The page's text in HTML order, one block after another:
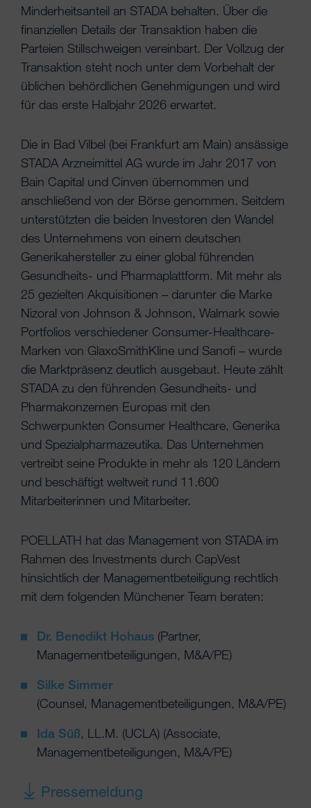
Minderheitsanteil an STADA behalten. Über die
finanziellen Details der Transaktion haben die
Parteien Stillschweigen vereinbart. Der Vollzug der
Transaktion steht noch unter dem Vorbehalt der
üblichen behördlichen Genehmigungen und wird
für das erste Halbjahr 2026 erwartet.
Die in Bad Vilbel (bei Frankfurt am Main) ansässige
STADA Arzneimittel AG wurde im Jahr 2017 von
Bain Capital und Cinven übernommen und
anschließend von der Börse genommen. Seitdem
unterstützten die beiden Investoren den Wandel
des Unternehmens von einem deutschen
Generikahersteller zu einer global führenden
Gesundheits- und Pharmaplattform. Mit mehr als
25 gezielten Akquisitionen – darunter die Marke
Nizoral von Johnson & Johnson, Walmark sowie
Portfolios verschiedener Consumer-Healthcare-
Marken von GlaxoSmithKline und Sanofi – wurde
die Marktpräsenz deutlich ausgebaut. Heute zählt
STADA zu den führenden Gesundheits- und
Pharmakonzernen Europas mit den
Schwerpunkten Consumer Healthcare, Generika
und Spezialpharmazeutika. Das Unternehmen
vertreibt seine Produkte in mehr als 120 Ländern
und beschäftigt weltweit rund 11.600
Mitarbeiterinnen und Mitarbeiter.
POELLATH hat das Management von STADA im
Rahmen des Investments durch CapVest
hinsichtlich der Managementbeteiligung rechtlich
mit dem folgenden Münchener Team beraten:
Dr. Benedikt Hohaus (Partner,
Managementbeteiligungen, M&A/PE)
Silke Simmer
(Counsel, Managementbeteiligungen, M&A/PE)
Ida Süß, LL.M. (UCLA) (Associate,
Managementbeteiligungen, M&A/PE)
Pressemeldung